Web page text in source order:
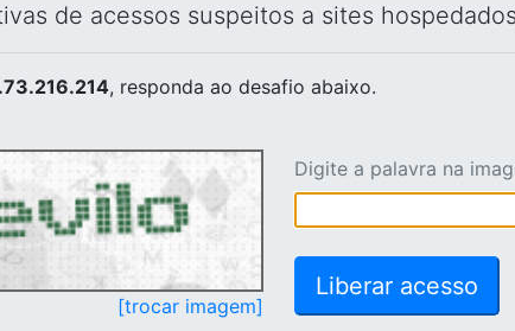
de acessos suspeitos a sites
, responda ao desafio abaixo.
[trocar imagem]
Digite a palavra na